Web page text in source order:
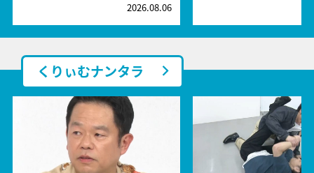
2026.08.06
くりぃむナンタラ